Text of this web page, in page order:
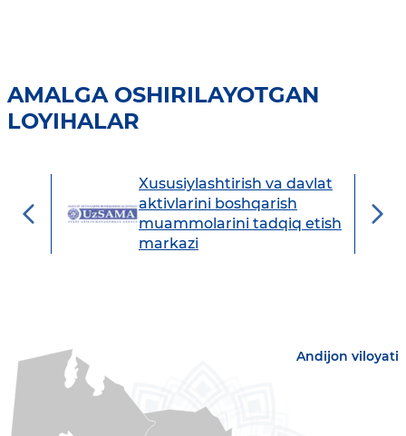
AMALGA OSHIRILAYOTGAN
LOYIHALAR
Xususiylashtirish va davlat
aktivlarini boshqarish
muammolarini tadqiq etish
markazi
Andijon viloyati